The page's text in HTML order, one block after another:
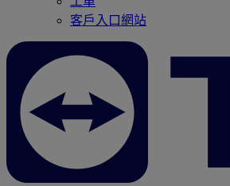
客戶入口網站